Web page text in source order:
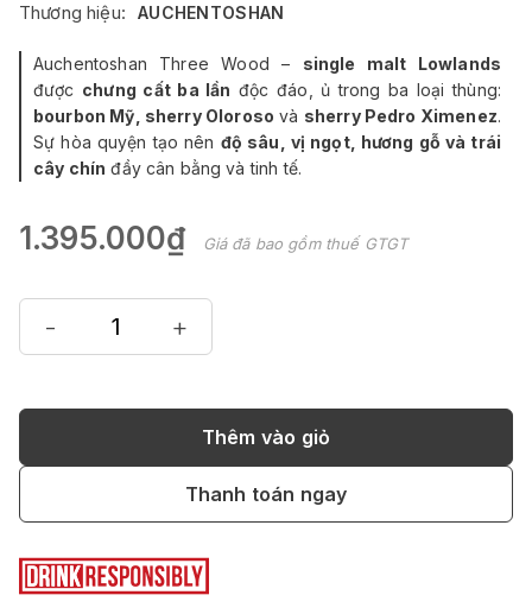
Thương hiệu: AUCHENTOSHAN
Auchentoshan Three Wood – single malt Lowlands
được chưng cất ba lần độc đáo, ủ trong ba loại thùng:
bourbon Mỹ, sherry Oloroso và sherry Pedro Ximenez.
Sự hòa quyện tạo nên độ sâu, vị ngọt, hương gỗ và trái
cây chín đầy cân bằng và tinh tế.
1.395.000₫ Giá đã bao gồm thuế GTGT
- +
Thêm vào giỏ
Thanh toán ngay